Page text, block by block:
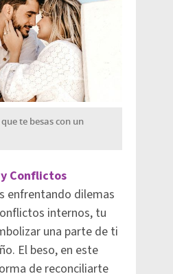
te besas con un
Conflictos
enfrentando dilemas
internos, tu
una parte de ti
El beso, en este
de reconciliarte